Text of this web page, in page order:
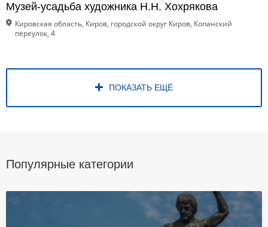
Музей-усадьба художника Н.Н. Хохрякова
Кировская область, Киров, городской округ Киров, Копанский
переулок, 4
ПОКАЗАТЬ ЕЩЁ
Популярные категории